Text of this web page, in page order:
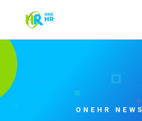
ONEHR NEWS